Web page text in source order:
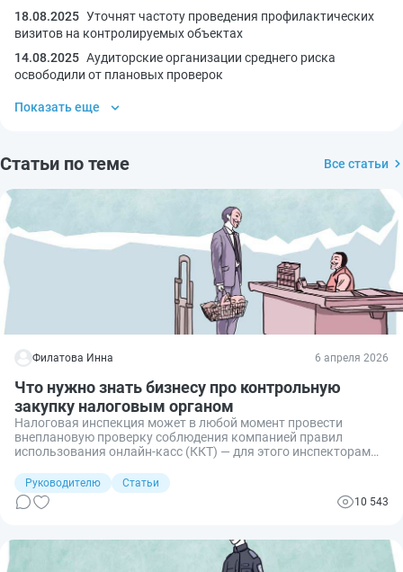
18.08.2025 Уточнят частоту проведения профилактических
визитов на контролируемых объектах
14.08.2025 Аудиторские организации среднего риска
освободили от плановых проверок
Показать еще
Статьи по теме Все статьи
Филатова Инна 6 апреля 2026
Что нужно знать бизнесу про контрольную
закупку налоговым органом
Налоговая инспекция может в любой момент провести
внеплановую проверку соблюдения компанией правил
использования онлайн-касс (ККТ) — для этого инспекторам
руководством фирмы. Они могут просто провести
контрольную закупку: прийти как обычные клиенты, сделать
покупку, а затем проверить, выдали ли им чек. При этом
полного запрета — он просто ограничивает количество и
формат таких аудитов. Разбираемся.
Руководителю
Статьи
10 543